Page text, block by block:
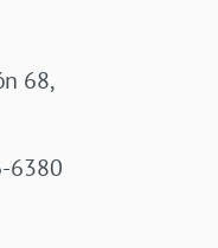
68,
6380